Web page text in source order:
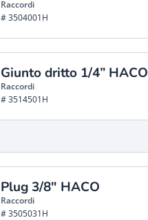
Raccordi
# 3504001H
Giunto dritto 1/4” HACO
Raccordi
# 3514501H
Plug 3/8" HACO
Raccordi
# 3505031H